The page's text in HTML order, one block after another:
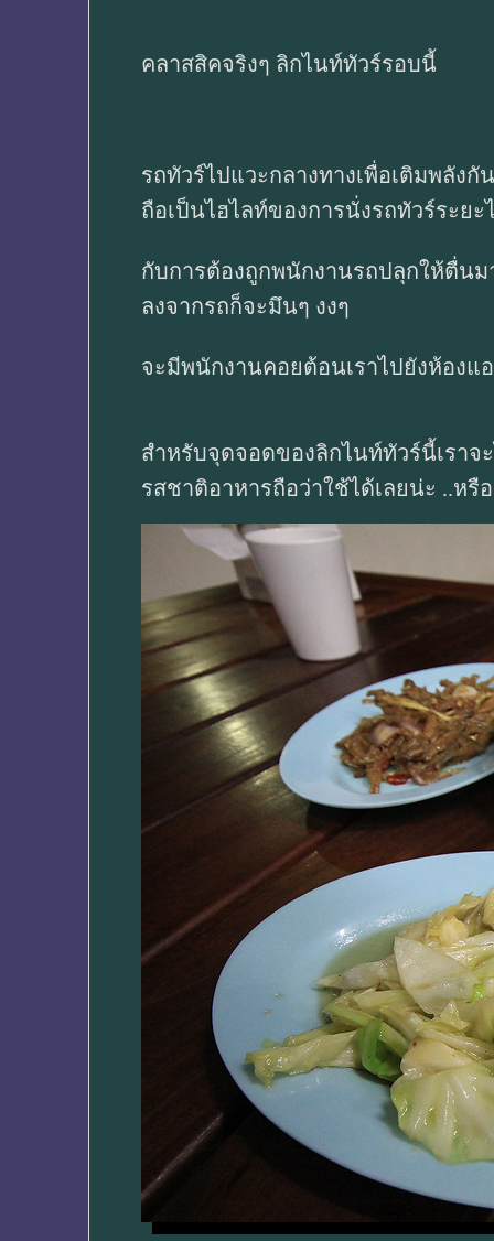
คลาสสิคจริงๆ ลิกไนท์ทัวร์รอบนี้
รถทัวร์ไปแวะกลางทางเพื่อเติมพลัง
ถือเป็นไฮไลท์ของการนั่งรถทัวร์ระยะ
กับการต้องถูกพนักงานรถปลุกให้ตื่น
ลงจากรถก็จะมึนๆ งงๆ
จะมีพนักงานคอยต้อนเราไปยังห้องแ
สำหรับจุดจอดของลิกไนท์ทัวร์นี้เราจ
รสชาติอาหารถือว่าใช้ได้เลยน่ะ ..ห